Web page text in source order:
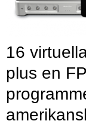
16
plus en